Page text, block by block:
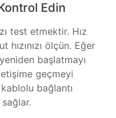
Edin
test etmektir. Hız
ölçün. Eğer
başlatmayı
geçmeyi
bağlantı